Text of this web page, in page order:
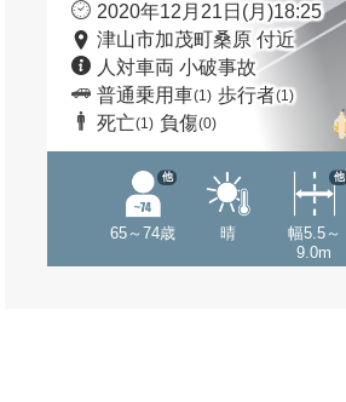
2020年12月21日(月)18:25
津山市加茂町桑原 付近
人対車両 小破事故
普通乗用車(1) 歩行者(1)
死亡(1) 負傷(0)
65～74歳
他
晴
幅5.5～
9.0m
他